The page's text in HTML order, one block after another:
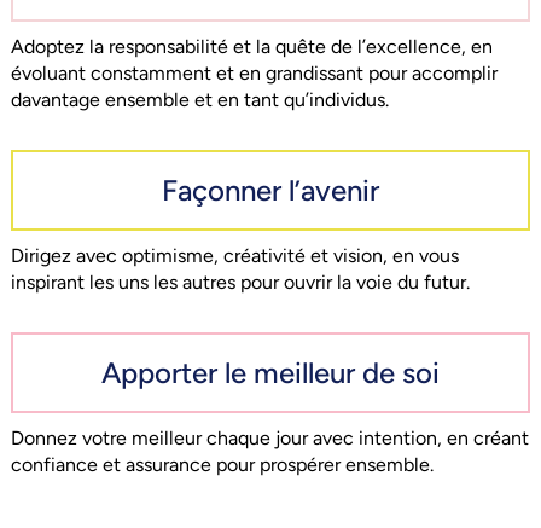
Adoptez la responsabilité et la quête de l’excellence, en
évoluant constamment et en grandissant pour accomplir
davantage ensemble et en tant qu’individus.
Façonner l’avenir
Dirigez avec optimisme, créativité et vision, en vous
inspirant les uns les autres pour ouvrir la voie du futur.
Apporter le meilleur de soi
Donnez votre meilleur chaque jour avec intention, en créant
confiance et assurance pour prospérer ensemble.